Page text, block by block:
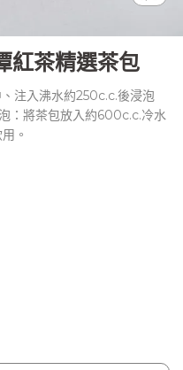
紅茶精選茶包
、注入沸水約250c.c.後浸泡
：將茶包放入約600c.c.冷水
。